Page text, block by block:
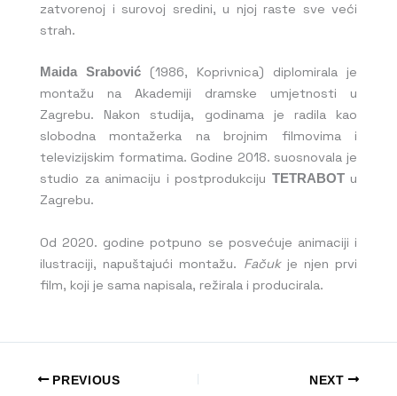
zatvorenoj i surovoj sredini, u njoj raste sve veći
strah.
Maida Srabović (1986, Koprivnica) diplomirala je
montažu na Akademiji dramske umjetnosti u
Zagrebu. Nakon studija, godinama je radila kao
slobodna montažerka na brojnim filmovima i
televizijskim formatima. Godine 2018. suosnovala je
studio za animaciju i postprodukciju TETRABOTu
Zagrebu.
Od 2020. godine potpuno se posvećuje animaciji i
ilustraciji, napuštajući montažu. Fačukje njen prvi
film, koji je sama napisala, režirala i producirala.
PREVIOUS NEXT